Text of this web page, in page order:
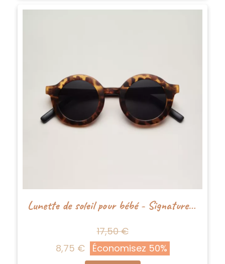
Lunette de soleil pour bébé - Signature - Babymocs
17,50 €
8,75 €
Économisez 50%